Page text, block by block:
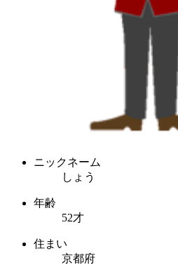
ニックネーム
しょう
年齢
52才
住まい
京都府